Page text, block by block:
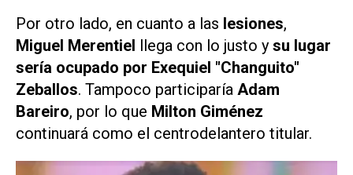
Por otro lado, en cuanto a las lesiones,
Miguel Merentiel
llega con lo justo y su lugar
sería ocupado por Exequiel "Changuito"
Zeballos. Tampoco participaría Adam
Bareiro, por lo que Milton Giménez
continuará como el centrodelantero titular.